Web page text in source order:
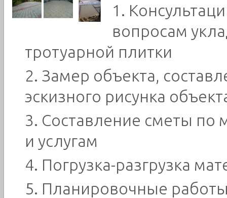
вопросам
тротуарной плитки
Замер объекта,
эскизного рисунка
Составление сметы по
и услугам
Погрузка-разгрузка
Планировочные